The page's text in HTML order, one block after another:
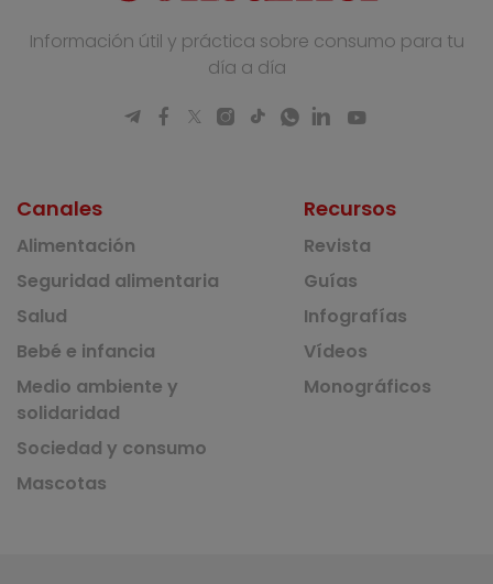
Información útil y práctica sobre consumo para tu
día a día
Canales
Alimentación
Seguridad alimentaria
Salud
Bebé e infancia
Medio ambiente y
solidaridad
Sociedad y consumo
Mascotas
Recursos
Revista
Guías
Infografías
Vídeos
Monográficos